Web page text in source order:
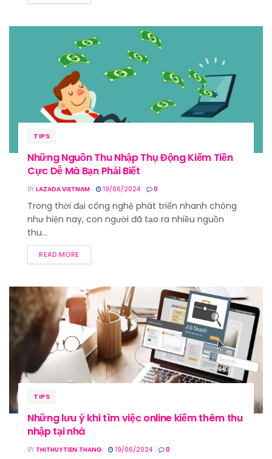
TIPS
Những Nguồn Thu Nhập Thụ Động Kiếm Tiền
Cực Dễ Mà Bạn Phải Biết
BY LAZADA VIETNAM 19/06/2024 0
Trong thời đại công nghệ phát triển nhanh chóng
như hiện nay, con người đã tạo ra nhiều nguồn
thu...
READ MORE
TIPS
Những lưu ý khi tìm việc online kiếm thêm thu
nhập tại nhà
BY THITHUYTIEN.THANG 19/06/2024 0